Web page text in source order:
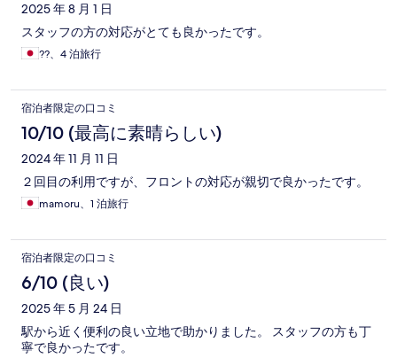
2025 年 8 月 1 日
スタッフの方の対応がとても良かったです。
??、4 泊旅行
宿泊者限定の口コミ
10/10 (最高に素晴らしい)
2024 年 11 月 11 日
２回目の利用ですが、フロントの対応が親切で良かったです。
mamoru、1 泊旅行
宿泊者限定の口コミ
6/10 (良い)
2025 年 5 月 24 日
駅から近く便利の良い立地で助かりました。 スタッフの方も丁
寧で良かったです。